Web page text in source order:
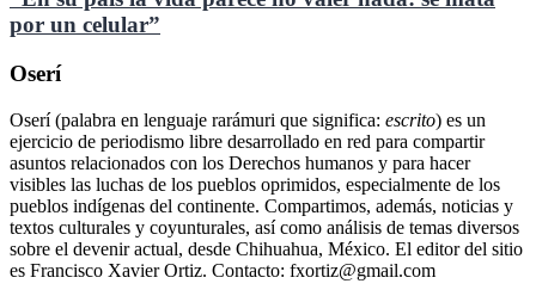
por un celular”
Oserí
Oserí (palabra en lenguaje rarámuri que significa: escrito) es un
ejercicio de periodismo libre desarrollado en red para compartir
asuntos relacionados con los Derechos humanos y para hacer
visibles las luchas de los pueblos oprimidos, especialmente de los
pueblos indígenas del continente. Compartimos, además, noticias y
textos culturales y coyunturales, así como análisis de temas diversos
sobre el devenir actual, desde Chihuahua, México. El editor del sitio
es Francisco Xavier Ortiz. Contacto: fxortiz@gmail.com